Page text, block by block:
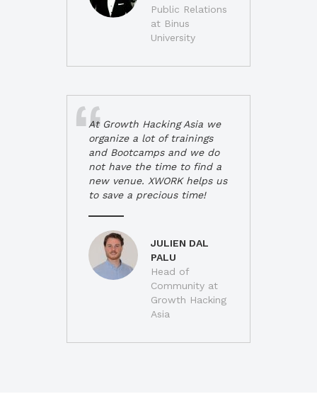
Public Relations
at Binus
University
At Growth Hacking Asia we
organize a lot of trainings
and Bootcamps and we do
not have the time to find a
new venue. XWORK helps us
to save a precious time!
JULIEN DAL
PALU
Head of
Community at
Growth Hacking
Asia